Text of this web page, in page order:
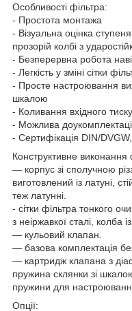
Особливості фільтра:
- Простота монтажа
- Візуальна оцінка
прозорій колбі з
- Безперервна робота
- Легкість у зміні сітки
- Просте настроювання
шкалою
- Коливання вхідного
- Можлива
- Сертифікація DIN/
Конструктивне виконання
— корпус зі сполучною
виготовлений із латуні,
теж латунні.
- сітки фільтра тонкого
з неіржавкої сталі, колба
— кульовий клапан.
— базова комплектація
— картридж клапана з
пружина склянки зі
пружини для
Опції: